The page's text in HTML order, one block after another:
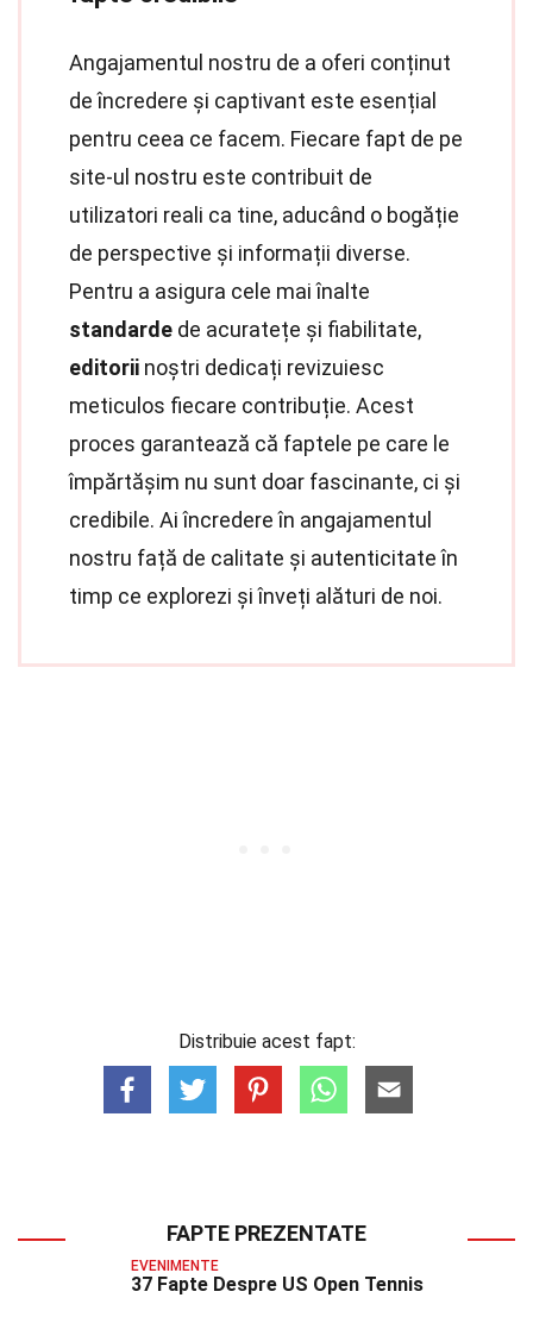
Angajamentul nostru de a oferi conținut
de încredere și captivant este esențial
pentru ceea ce facem. Fiecare fapt de pe
site-ul nostru este contribuit de
utilizatori reali ca tine, aducând o bogăție
de perspective și informații diverse.
Pentru a asigura cele mai înalte
standarde de acuratețe și fiabilitate,
editorii noștri dedicați revizuiesc
meticulos fiecare contribuție. Acest
proces garantează că faptele pe care le
împărtășim nu sunt doar fascinante, ci și
credibile. Ai încredere în angajamentul
nostru față de calitate și autenticitate în
timp ce explorezi și înveți alături de noi.
Distribuie acest fapt:
FAPTE PREZENTATE
EVENIMENTE
37 Fapte Despre US Open Tennis